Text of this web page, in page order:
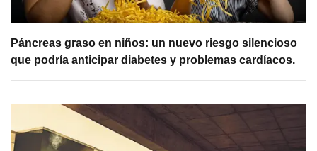
Páncreas graso en niños: un nuevo riesgo silencioso
que podría anticipar diabetes y problemas cardíacos.